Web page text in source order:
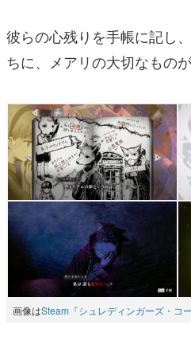
彼らの心残りを手帳に記し
ちに、メアリの大切なもの
画像はSteam『シュレディンガーズ・コー